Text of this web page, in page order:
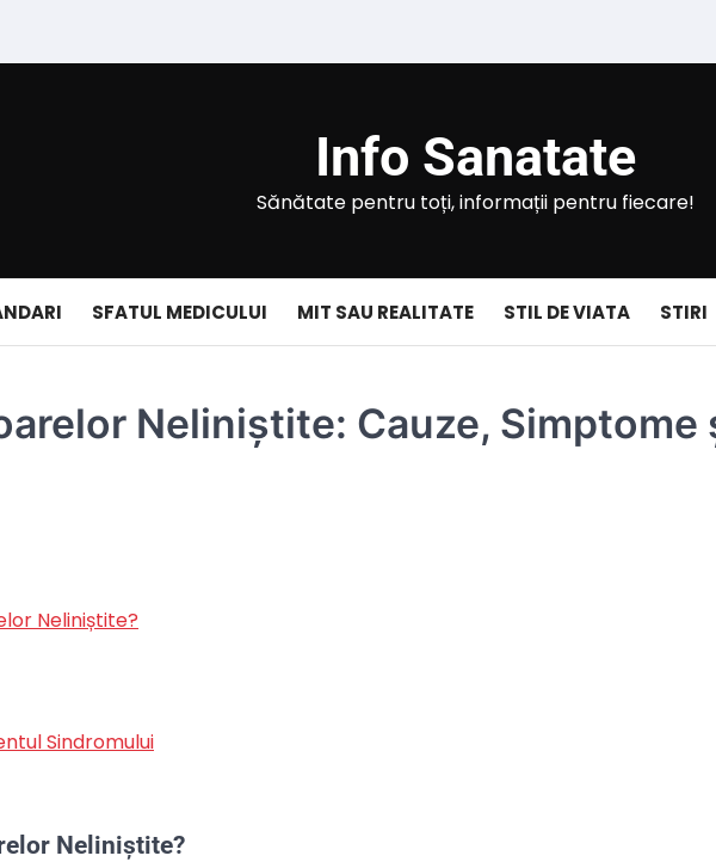
Info Sanatate
Sănătate pentru toți, informații pentru fiecare!
SFATUL MEDICULUI MIT SAU REALITATE STIL DE VIATA STIRI
Neliniștite: Cauze, Simptome
Neliniștite?
Sindromului
Neliniștite?